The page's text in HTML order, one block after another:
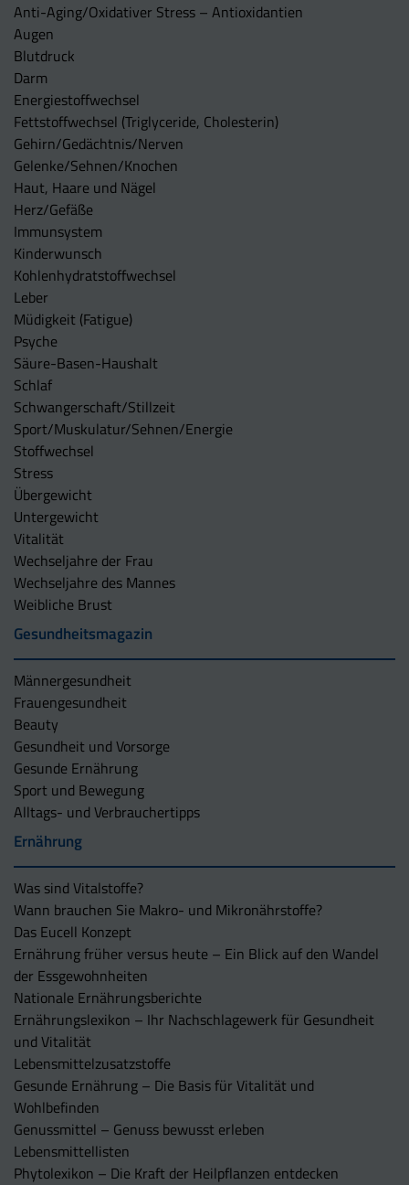
Anti-Aging/Oxidativer Stress – Antioxidantien
Augen
Blutdruck
Darm
Energiestoffwechsel
Fettstoffwechsel (Triglyceride, Cholesterin)
Gehirn/Gedächtnis/Nerven
Gelenke/Sehnen/Knochen
Haut, Haare und Nägel
Herz/Gefäße
Immunsystem
Kinderwunsch
Kohlenhydratstoffwechsel
Leber
Müdigkeit (Fatigue)
Psyche
Säure-Basen-Haushalt
Schlaf
Schwangerschaft/Stillzeit
Sport/Muskulatur/Sehnen/Energie
Stoffwechsel
Stress
Übergewicht
Untergewicht
Vitalität
Wechseljahre der Frau
Wechseljahre des Mannes
Weibliche Brust
Gesundheitsmagazin
Männergesundheit
Frauengesundheit
Beauty
Gesundheit und Vorsorge
Gesunde Ernährung
Sport und Bewegung
Alltags- und Verbrauchertipps
Ernährung
Was sind Vitalstoffe?
Wann brauchen Sie Makro- und Mikronährstoffe?
Das Eucell Konzept
Ernährung früher versus heute – Ein Blick auf den Wandel
der Essgewohnheiten
Nationale Ernährungsberichte
Ernährungslexikon – Ihr Nachschlagewerk für Gesundheit
und Vitalität
Lebensmittelzusatzstoffe
Gesunde Ernährung – Die Basis für Vitalität und
Wohlbefinden
Genussmittel – Genuss bewusst erleben
Lebensmittellisten
Phytolexikon – Die Kraft der Heilpflanzen entdecken